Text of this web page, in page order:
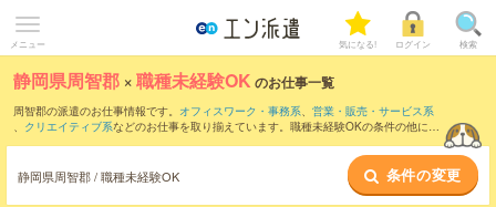
メニュー 気になる! ログイン 検索
静岡県周智郡 ×職種未経験OK のお仕事一覧
周智郡の派遣のお仕事情報です。 オフィスワーク・事務系、 営業・販売・サービス系
、 クリエイティブ系などのお仕事を取り揃えています。職種未経験OKの条件の他に、
静岡県周智郡 / 職種未経験OK 条件の変更